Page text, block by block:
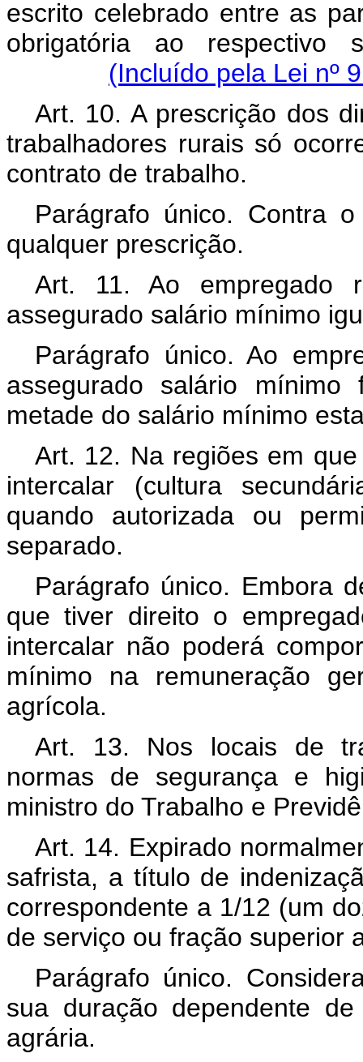
escrito celebrado entre as
obrigatória ao respectivo
(Incluído pela Lei nº
Art. 10. A prescrição dos
trabalhadores rurais só
contrato de trabalho.
Parágrafo único. Contra
qualquer prescrição.
Art. 11. Ao empregado
assegurado salário mínimo
Parágrafo único. Ao
assegurado salário
metade do salário mínimo
Art. 12. Na regiões em
intercalar (cultura
quando autorizada ou
separado.
Parágrafo único. Embora
que tiver direito o
intercalar não poderá
mínimo na remuneração
agrícola.
Art. 13. Nos locais de
normas de segurança e
ministro do Trabalho e
Art. 14. Expirado
safrista, a título de
correspondente a 1/12 (um
de serviço ou fração superior
Parágrafo único.
sua duração dependente
agrária.